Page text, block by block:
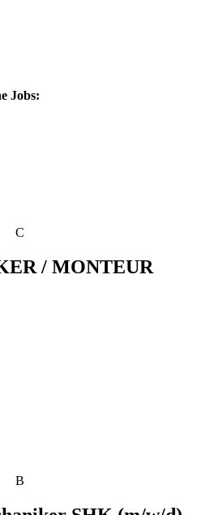
Jobs:
C
/ MONTEUR
B